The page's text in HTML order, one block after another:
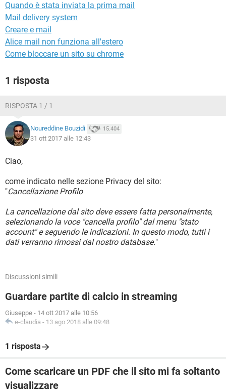
Quando è stata inviata la prima mail
Mail delivery system
Creare e mail
Alice mail non funziona all'estero
Come bloccare un sito su chrome
1 risposta
RISPOSTA 1 / 1
Noureddine Bouzidi 15.404
31 ott 2017 alle 12:43
Ciao,
come indicato nelle sezione Privacy del sito:
"Cancellazione Profilo
La cancellazione dal sito deve essere fatta personalmente,
selezionando la voce "cancella profilo" dal menu "stato
account" e seguendo le indicazioni. In questo modo, tutti i
dati verranno rimossi dal nostro database."
Discussioni simili
Guardare partite di calcio in streaming
Giuseppe - 14 ott 2017 alle 10:56
e-claudia - 13 ago 2018 alle 09:48
1 risposta
Come scaricare un PDF che il sito mi fa soltanto
visualizzare